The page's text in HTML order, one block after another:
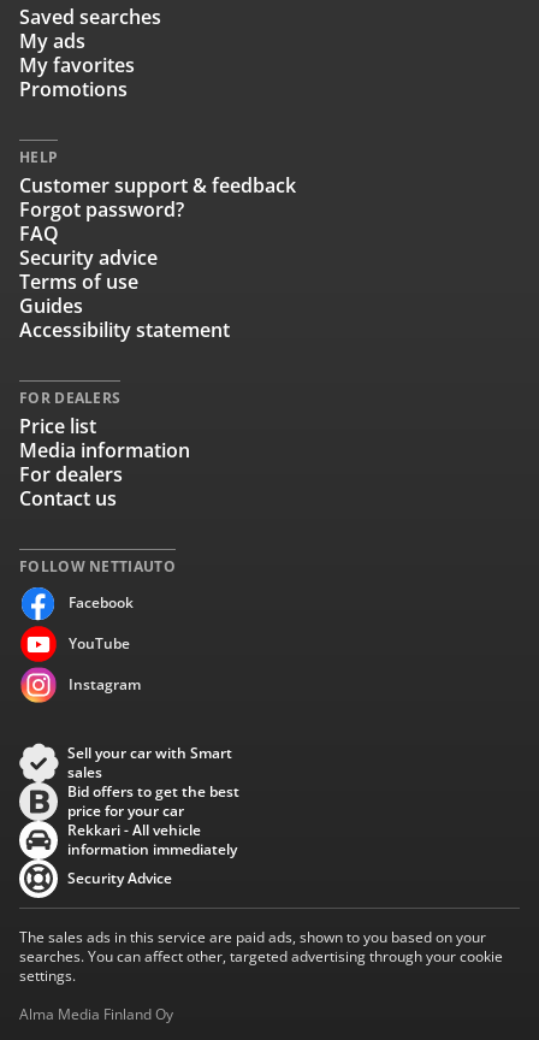
FOLLOW NETTIAUTO
Facebook
YouTube
Instagram
Saved searches
My ads
My favorites
Promotions
HELP
Customer support & feedback
Forgot password?
FAQ
Security advice
Terms of use
Guides
Accessibility statement
FOR DEALERS
Price list
Media information
For dealers
Contact us
Sell your car with Smart
sales
Bid offers to get the best
price for your car
Rekkari - All vehicle
information immediately
Security Advice
The sales ads in this service are paid ads, shown to you based on your
searches. You can affect other, targeted advertising through your cookie
settings.
Alma Media Finland Oy